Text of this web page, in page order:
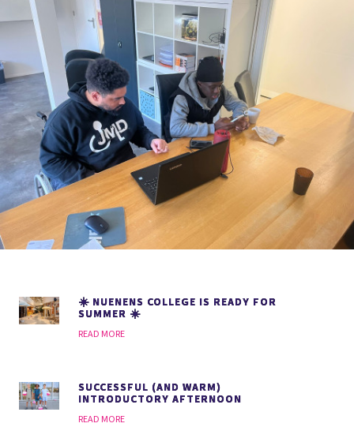
☀️ NUENENS COLLEGE IS READY FOR
SUMMER ☀️
READ MORE
SUCCESSFUL (AND WARM)
INTRODUCTORY AFTERNOON
READ MORE